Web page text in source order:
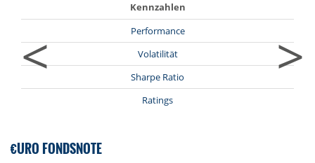
<
Kennzahlen
Performance
Volatilität
Sharpe Ratio
Ratings
>
€URO FONDSNOTE